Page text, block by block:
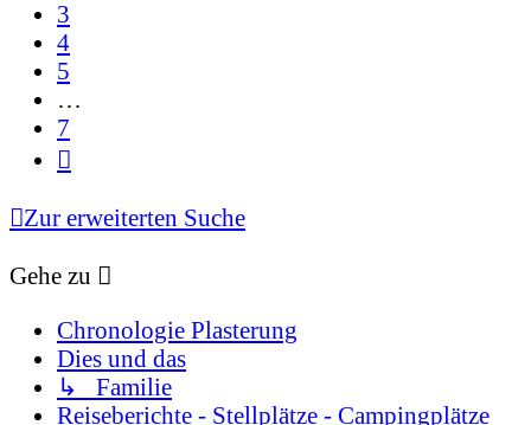
3
4
5
…
7
Zur erweiterten Suche
Gehe zu
Chronologie Plasterung
Dies und das
↳ Familie
Reiseberichte - Stellplätze - Campingplätze